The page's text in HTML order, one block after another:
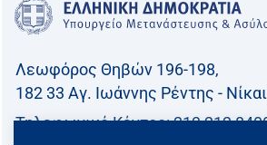
Λεωφόρος Θηβών 196-198,
182 33 Aγ. Ιωάννης Ρέντης -
Τηλεφωνικό Kέντρο: 213 212